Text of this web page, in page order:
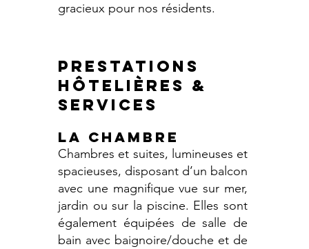
gracieux pour nos résidents.
PRESTATIONS
HôTELières &
services
LA CHAMBRE
Chambres et suites, lumineuses et
spacieuses, disposant d’un balcon
avec une magnifique vue sur mer,
jardin ou sur la piscine. Elles sont
également équipées de salle de
bain avec baignoire/douche et de